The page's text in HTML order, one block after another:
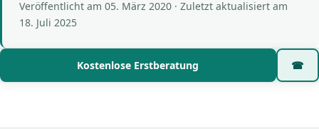
Veröffentlicht am 05. März 2020 · Zuletzt aktualisiert am
18. Juli 2025
Kostenlose Erstberatung ☎